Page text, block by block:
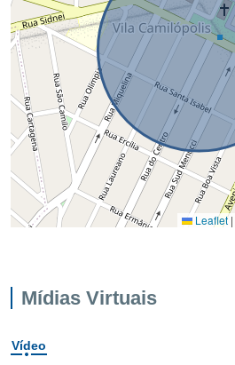
Leaflet |
Mídias Virtuais
Vídeo